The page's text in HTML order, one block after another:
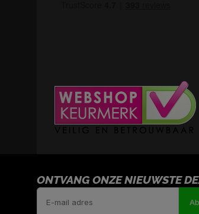
ONTVANG ONZE NIEUWSTE